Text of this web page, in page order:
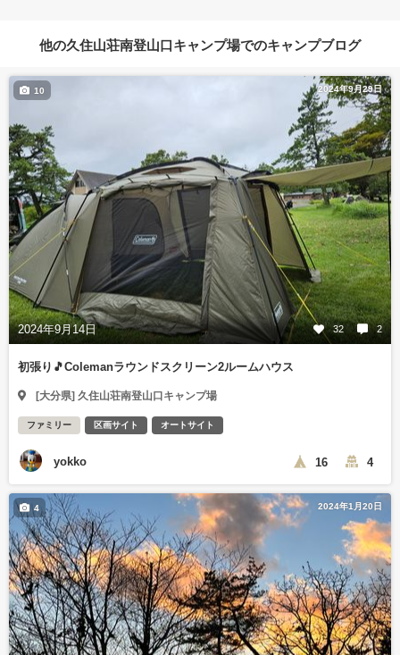
他の久住山荘南登山口キャンプ場でのキャンプブログ
2024年9月29日
2024年9月14日 32 2
10
初張り🎵Colemanラウンドスクリーン2ルームハウス
[大分県] 久住山荘南登山口キャンプ場
ファミリー 区画サイト オートサイト
yokko 16 4
2024年1月20日
4